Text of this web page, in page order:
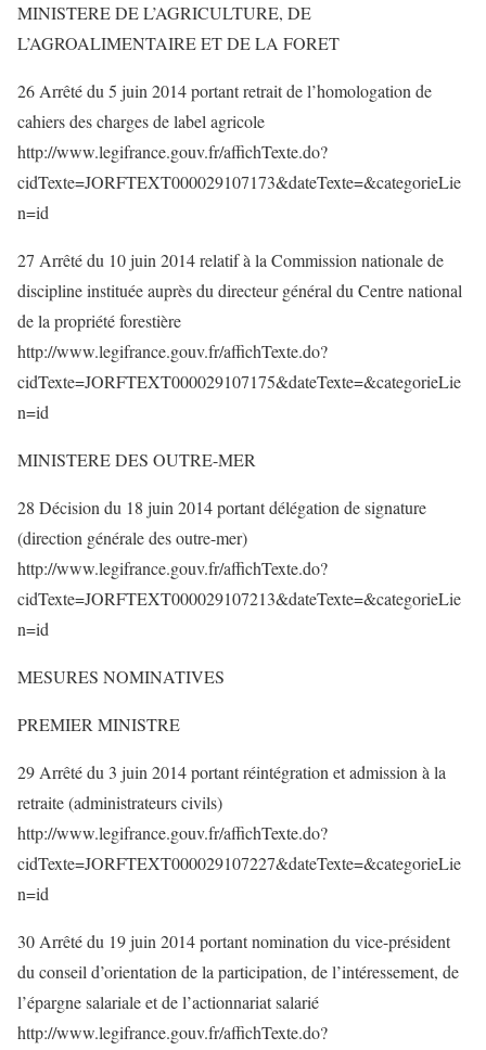
MINISTERE DE L’AGRICULTURE, DE
L’AGROALIMENTAIRE ET DE LA FORET
26 Arrêté du 5 juin 2014 portant retrait de l’homologation de
cahiers des charges de label agricole
http://www.legifrance.gouv.fr/affichTexte.do?
cidTexte=JORFTEXT000029107173&dateTexte=&categorieLie
n=id
27 Arrêté du 10 juin 2014 relatif à la Commission nationale de
discipline instituée auprès du directeur général du Centre national
de la propriété forestière
http://www.legifrance.gouv.fr/affichTexte.do?
cidTexte=JORFTEXT000029107175&dateTexte=&categorieLie
n=id
MINISTERE DES OUTRE-MER
28 Décision du 18 juin 2014 portant délégation de signature
(direction générale des outre-mer)
http://www.legifrance.gouv.fr/affichTexte.do?
cidTexte=JORFTEXT000029107213&dateTexte=&categorieLie
n=id
MESURES NOMINATIVES
PREMIER MINISTRE
29 Arrêté du 3 juin 2014 portant réintégration et admission à la
retraite (administrateurs civils)
http://www.legifrance.gouv.fr/affichTexte.do?
cidTexte=JORFTEXT000029107227&dateTexte=&categorieLie
n=id
30 Arrêté du 19 juin 2014 portant nomination du vice-président
du conseil d’orientation de la participation, de l’intéressement, de
l’épargne salariale et de l’actionnariat salarié
http://www.legifrance.gouv.fr/affichTexte.do?